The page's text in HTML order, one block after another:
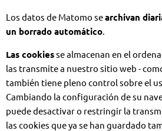
Los datos de Matomo searchivan
un borrado automático
Las cookiesse almacenan en el
las transmite a nuestro sitio web -
también tiene pleno control sobre el
Cambiando la configuración de su
puede desactivar o restringir la
las cookies que ya se han guardado